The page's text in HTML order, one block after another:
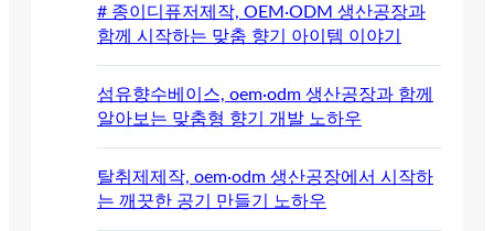
# 종이디퓨저제작, OEM·ODM 생산공장과
함께 시작하는 맞춤 향기 아이템 이야기
섬유향수베이스, oem·odm 생산공장과 함께
알아보는 맞춤형 향기 개발 노하우
탈취제제작, oem·odm 생산공장에서 시작하
는 깨끗한 공기 만들기 노하우